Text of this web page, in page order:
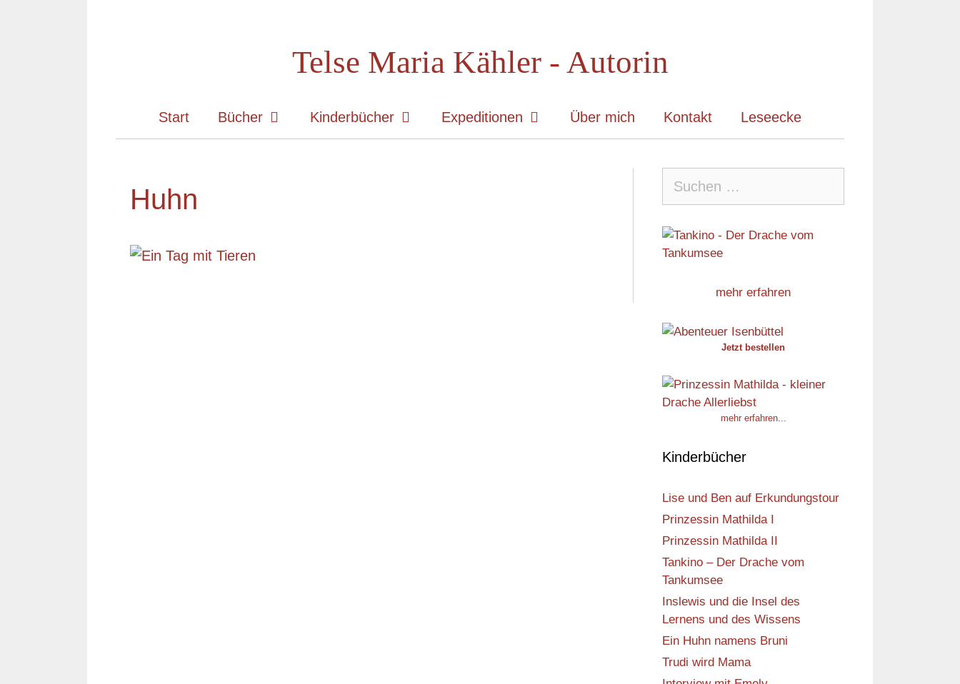
Telse Maria Kähler - Autorin
Start Bücher Kinderbücher Expeditionen Über mich Kontakt Leseecke
Huhn
nach:
mehr erfahren
Jetzt bestellen
mehr erfahren...
Kinderbücher
Lise und Ben auf Erkundungstour
Prinzessin Mathilda I
Prinzessin Mathilda II
Tankino – Der Drache vom
Tankumsee
Inslewis und die Insel des
Lernens und des Wissens
Ein Huhn namens Bruni
Trudi wird Mama